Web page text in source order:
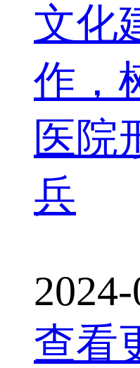
文化
作，
医院
兵
查看